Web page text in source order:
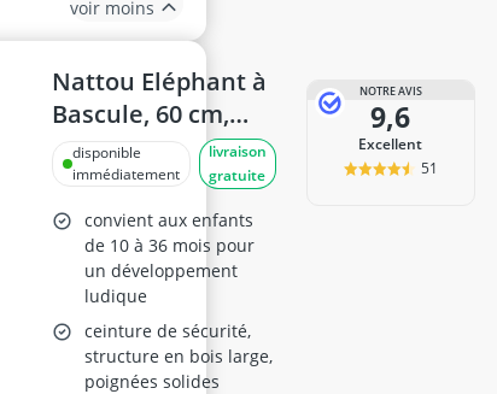
voir moins
Nattou Eléphant à
Bascule, 60 cm,
Ecru
disponible
immédiatement
livraison
gratuite
convient aux enfants
de 10 à 36 mois pour
un développement
ludique
ceinture de sécurité,
structure en bois large,
poignées solides
NOTRE AVIS
9,6
Excellent
51